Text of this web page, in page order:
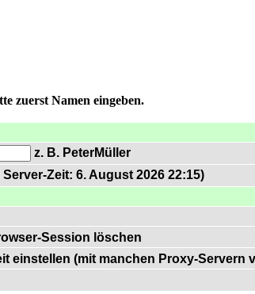
zuerst Namen eingeben.
z. B. PeterMüller
Zeit: 6. August 2026 22:15)
Session löschen
einstellen (mit manchen Proxy-Servern